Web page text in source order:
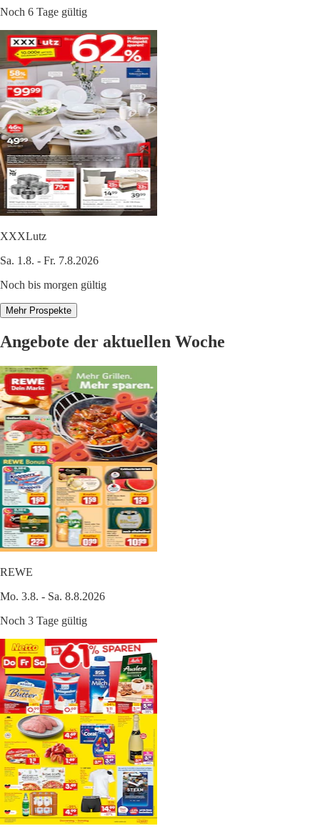
Noch 6 Tage gültig
XXXLutz
Sa. 1.8. - Fr. 7.8.2026
Noch bis morgen gültig
Mehr Prospekte
Angebote der aktuellen Woche
REWE
Mo. 3.8. - Sa. 8.8.2026
Noch 3 Tage gültig